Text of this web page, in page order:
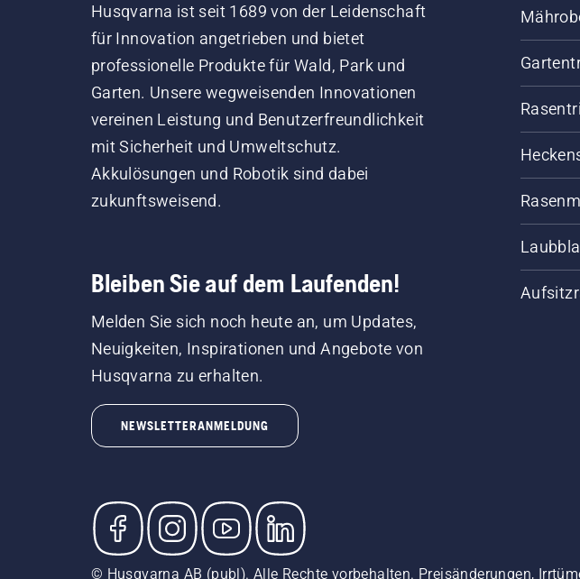
Husqvarna ist seit 1689 von der Leidenschaft
für Innovation angetrieben und bietet
professionelle Produkte für Wald, Park und
Garten. Unsere wegweisenden Innovationen
vereinen Leistung und Benutzerfreundlichkeit
mit Sicherheit und Umweltschutz.
Akkulösungen und Robotik sind dabei
zukunftsweisend.
Bleiben Sie auf dem Laufenden!
Melden Sie sich noch heute an, um Updates,
Neuigkeiten, Inspirationen und Angebote von
Husqvarna zu erhalten.
NEWSLETTERANMELDUNG
© Husqvarna AB (publ). Alle Rechte vorbehalten. Preisänderungen,